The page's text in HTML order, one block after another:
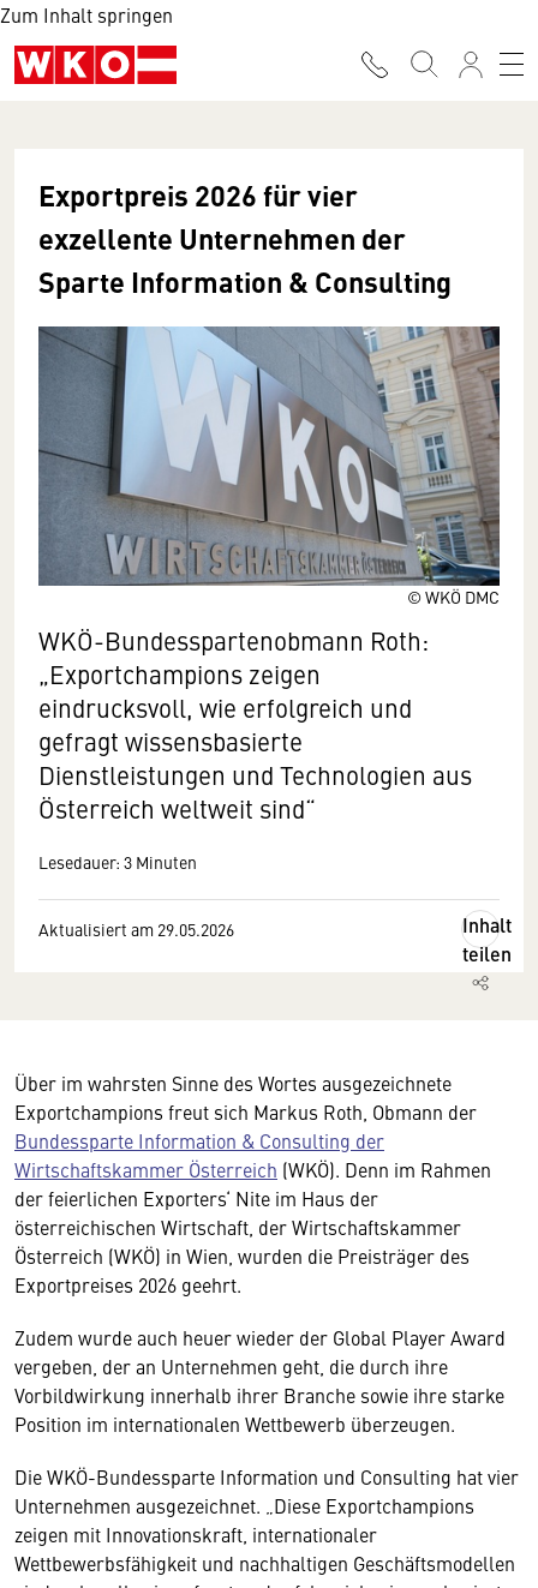
Zum Inhalt springen
© WKÖ DMC
Exportpreis 2026 für vier
exzellente Unternehmen der
Sparte Information & Consulting
WKÖ-Bundesspartenobmann Roth:
„Exportchampions zeigen
eindrucksvoll, wie erfolgreich und
gefragt wissensbasierte
Dienstleistungen und Technologien aus
Österreich weltweit sind“
Lesedauer: 3 Minuten
Aktualisiert am 29.05.2026
Inhalt
teilen
Über im wahrsten Sinne des Wortes ausgezeichnete
Exportchampions freut sich Markus Roth, Obmann der
Bundessparte Information & Consulting der
Wirtschaftskammer Österreich (WKÖ). Denn im Rahmen
der feierlichen Exporters‘ Nite im Haus der
österreichischen Wirtschaft, der Wirtschaftskammer
Österreich (WKÖ) in Wien, wurden die Preisträger des
Exportpreises 2026 geehrt.
Zudem wurde auch heuer wieder der Global Player Award
vergeben, der an Unternehmen geht, die durch ihre
Vorbildwirkung innerhalb ihrer Branche sowie ihre starke
Position im internationalen Wettbewerb überzeugen.
Die WKÖ-Bundessparte Information und Consulting hat vier
Unternehmen ausgezeichnet. „Diese Exportchampions
zeigen mit Innovationskraft, internationaler
Wettbewerbsfähigkeit und nachhaltigen Geschäftsmodellen